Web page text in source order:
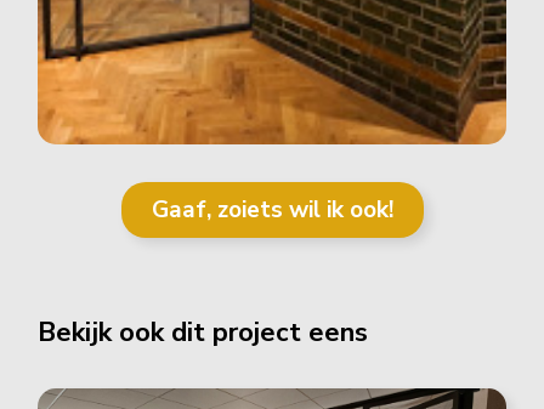
Gaaf, zoiets wil ik ook!
Bekijk ook dit project eens